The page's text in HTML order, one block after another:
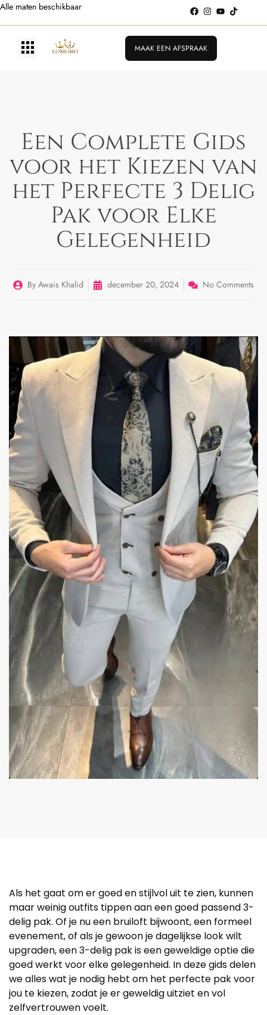
Alle maten beschikbaar
MAAK EEN AFSPRAAK
Een Complete Gids
voor het Kiezen van
het Perfecte 3 Delig
Pak voor Elke
Gelegenheid
By Awais Khalid december 20, 2024 No Comments
Als het gaat om er goed en stijlvol uit te zien, kunnen
maar weinig outfits tippen aan een goed passend 3-
delig pak. Of je nu een bruiloft bijwoont, een formeel
evenement, of als je gewoon je dagelijkse look wilt
upgraden, een 3-delig pak is een geweldige optie die
goed werkt voor elke gelegenheid. In deze gids delen
we alles wat je nodig hebt om het perfecte pak voor
jou te kiezen, zodat je er geweldig uitziet en vol
zelfvertrouwen voelt.